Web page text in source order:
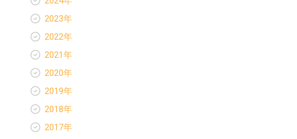
お客様ありがとう
スペシャルセレクション
ネクタイ
お客様ありがとう
スペシャルセレクション
ネクタイ
レディースオーダーギャラリー
新着情報
お客様ありがとう
スペシャルセレクション
オリジナルプリント裏地
レディースコラム
レディースオーダーギャラリー
2023年
新着情報
お客様ありがとう
スペシャルセレクション
オリジナルプリント裏地
レディースコラム
レディースオーダーギャラリー
2022年
新着情報
お客様ありがとう
スペシャルセレクション
オリジナルプリント裏地
レディースコラム
2021年
新着情報
お客様ありがとう
スペシャルセレクション
オリジナルプリント裏地
2020年
新着情報
お客様ありがとう
スペシャルセレクション
2019年
新着情報
お客様ありがとう
2018年
新着情報
2017年